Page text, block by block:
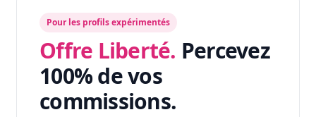
Pour les profils expérimentés
Offre Liberté. Percevez
100% de vos
commissions.